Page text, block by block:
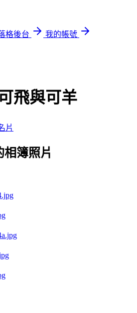
格後台
我的帳號
飛與可羊
片
相簿照片